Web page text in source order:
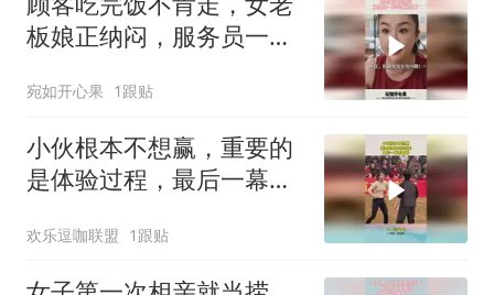
板娘正纳闷，服务员一声
宛如开心果 1跟贴
小伙根本不想赢，重要的
是体验过程，最后一幕看
欢乐逗咖联盟 1跟贴